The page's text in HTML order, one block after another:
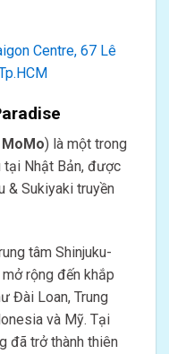
Centre, 67 Lê
MoMo) là một trong
tại Nhật Bản, được
& Sukiyaki truyền
tâm Shinjuku-
rộng đến khắp
Đài Loan, Trung
và Mỹ. Tại
đã trở thành thiên